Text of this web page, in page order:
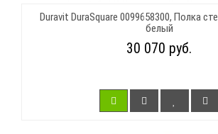
Duravit DuraSquare 0099658300, Полка
белый
30 070 руб.